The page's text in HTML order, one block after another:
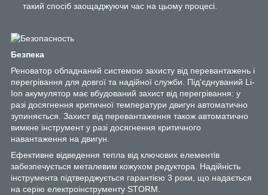
такий спосіб заощаджуючи час на цьому процесі.
Безпека
Реноватор обладнаний системою захисту від перевантажень і
перегрівання для довгої та надійної служби. Під'єднуваний Li-
Ion акумулятор має вбудований захист від перегрівання: у
разі досягнення критичної температури двигун автоматично
зупиняється. Захист від перевантаження також автоматично
вимкне інструмент у разі досягнення критичного
навантаження на двигун.
Ефективне відведення тепла від ключових елементів
забезпечується металевим кожухом редуктора. Надійність
інструмента підтверджується гарантією 3 роки, що надається
на серію електроінструменту STORM.